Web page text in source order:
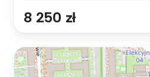
8 250 zł